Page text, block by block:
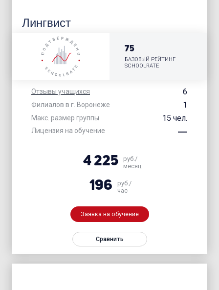
Лингвист
Отзывы учащихся 6
Филиалов в г. Воронеже 1
Макс. размер группы 15 чел.
Лицензия на обучение
75
БАЗОВЫЙ РЕЙТИНГ
SCHOOLRATE
4 225
руб./
месяц
196
руб./
час
Заявка на обучение
Сравнить